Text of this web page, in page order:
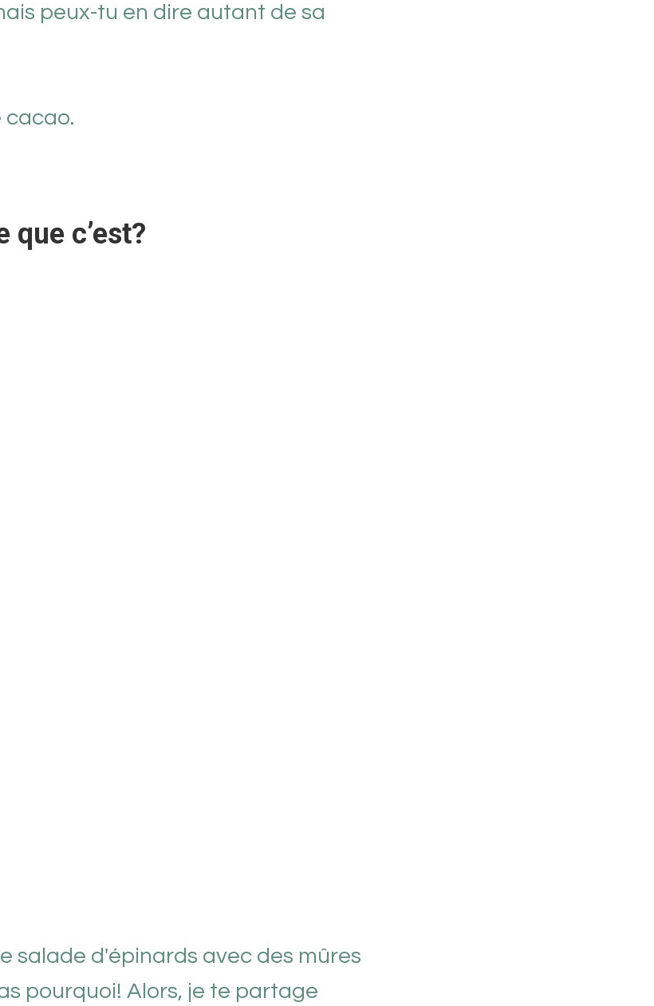
peux-tu en dire autant de sa
cacao.
que c’est?
salade d'épinards avec des mûres
pourquoi! Alors, je te partage